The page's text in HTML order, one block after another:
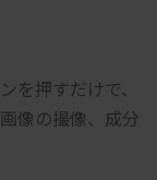
を押すだけで、
像の撮像、成分